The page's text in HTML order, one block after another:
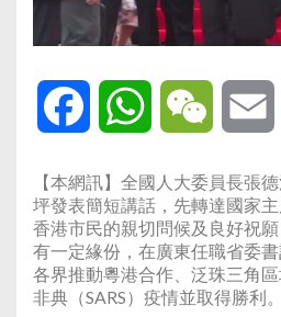
Facebook WhatsAppWeChat
【本網訊】全國人大委員長張
坪發表簡短講話，先轉達國家
香港市民的親切問候及良好祝
有一定緣份，在廣東任職省委
各界推動粵港合作、泛珠三角
非典（SARS）疫情並取得勝利。